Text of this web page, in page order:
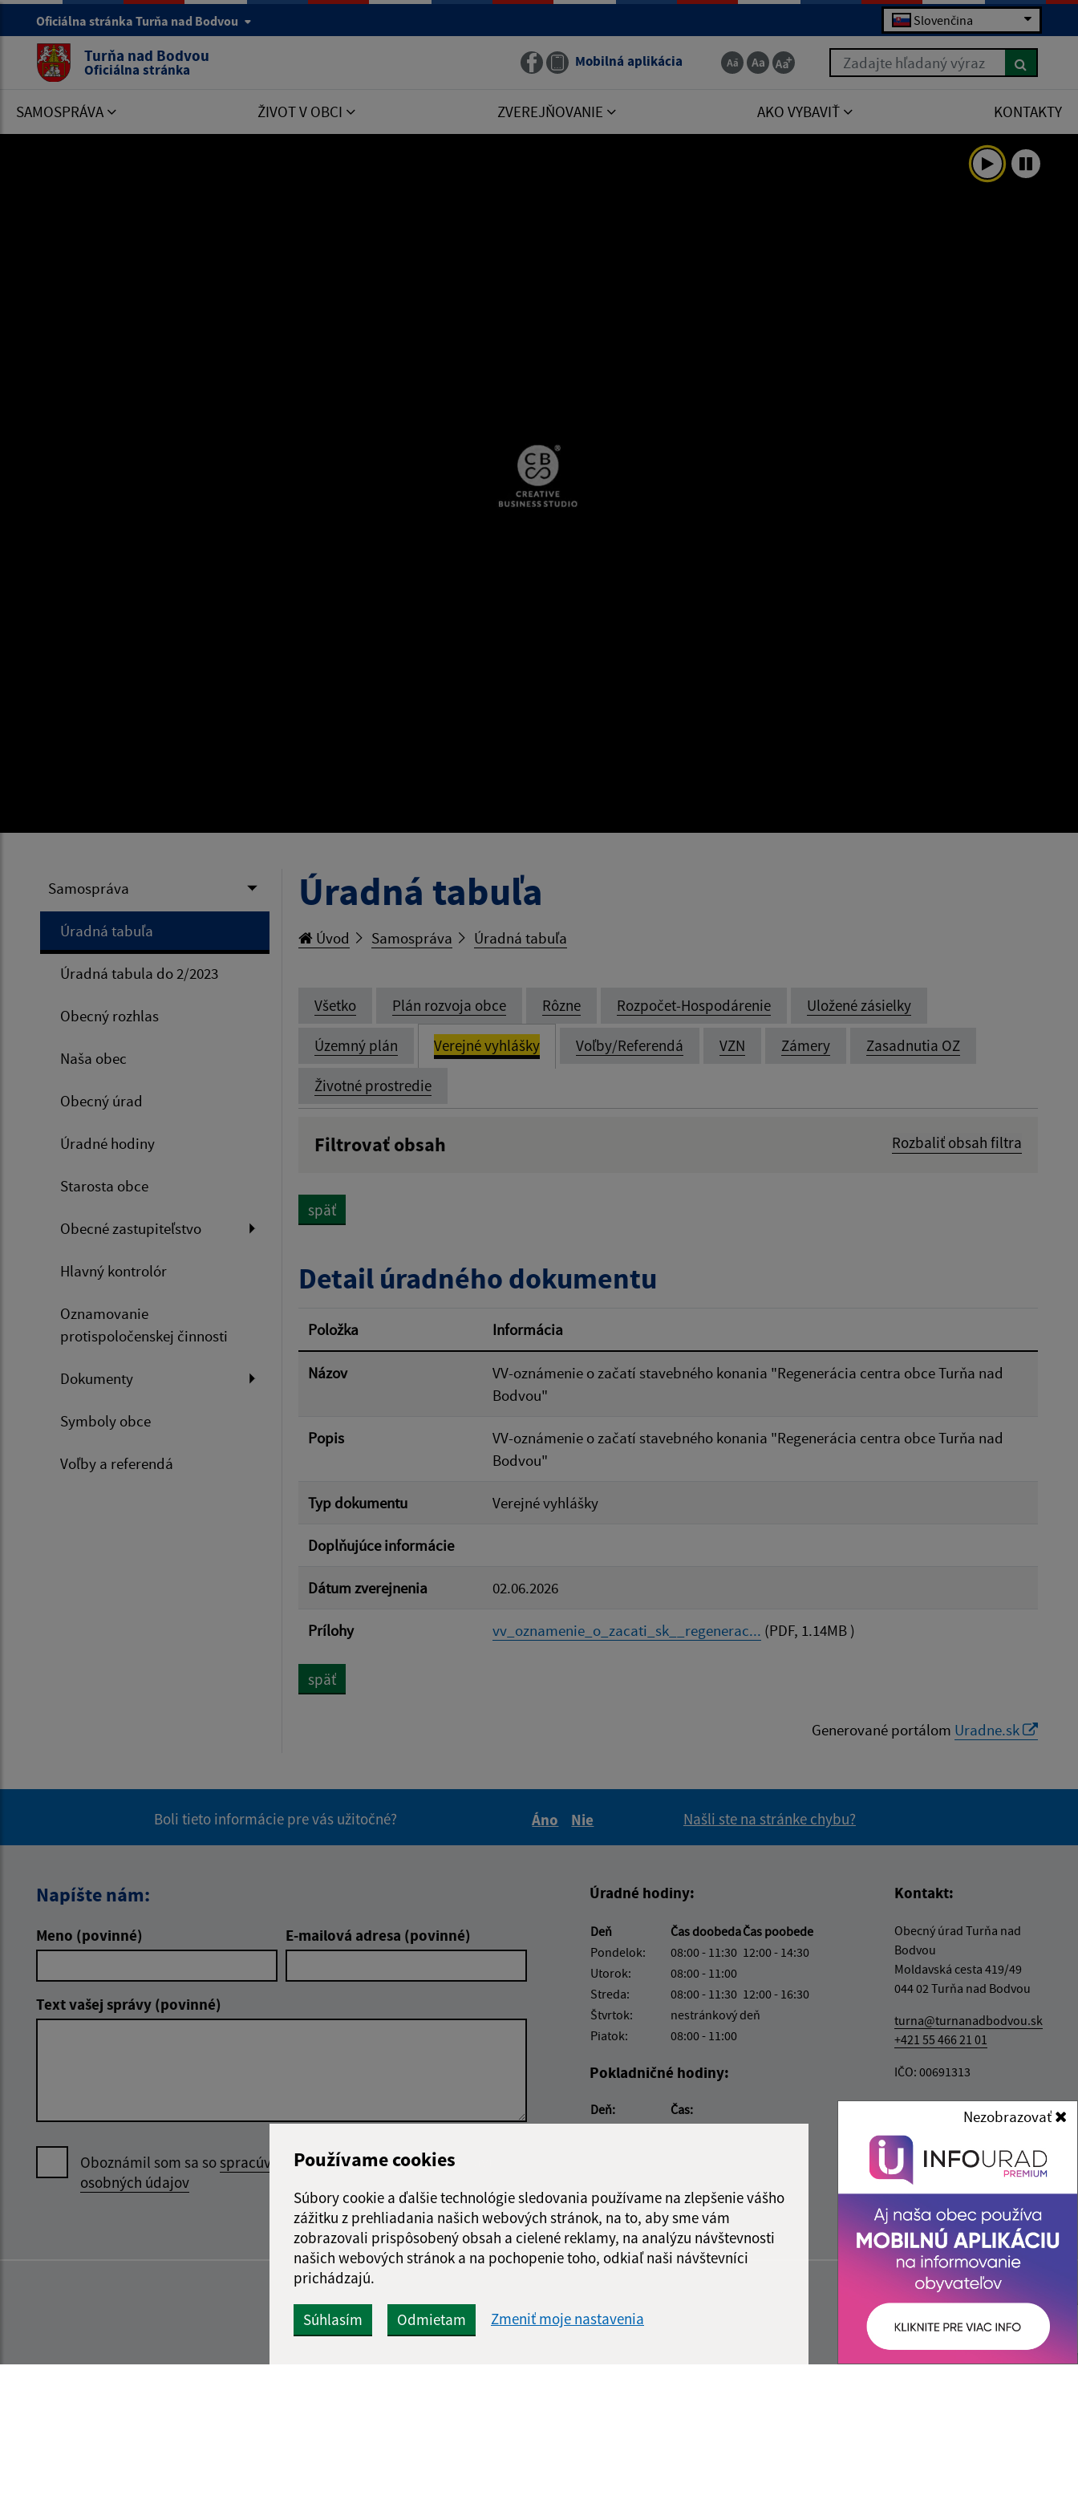
Používame cookies
Súbory cookie a ďalšie technológie sledovania používame na zlepšenie vášho
zážitku z prehliadania našich webových stránok, na to, aby sme vám
zobrazovali prispôsobený obsah a cielené reklamy, na analýzu návštevnosti
našich webových stránok a na pochopenie toho, odkiaľ naši návštevníci
prichádzajú.
Súhlasím Odmietam Zmeniť moje nastavenia
Nezobrazovať
Oficiálna stránka Turňa nad Bodvou Slovenčina
Turňa nad Bodvou
Oficiálna stránka Mobilná aplikácia Zadajte hľadaný výraz
SAMOSPRÁVA ŽIVOT V OBCI ZVEREJŇOVANIE AKO VYBAVIŤ KONTAKTY
Samospráva
Úradná tabuľa
Úradná tabula do 2/2023
Obecný rozhlas
Naša obec
Obecný úrad
Úradné hodiny
Starosta obce
Obecné zastupiteľstvo
Hlavný kontrolór
Oznamovanie
protispoločenskej činnosti
Dokumenty
Symboly obce
Voľby a referendá
Úradná tabuľa
Úvod Samospráva Úradná tabuľa
Všetko Plán rozvoja obce Rôzne Rozpočet-Hospodárenie Uložené zásielky
Územný plán Verejné vyhlášky Voľby/Referendá VZN Zámery Zasadnutia OZ
Životné prostredie
Filtrovať obsah Rozbaliť obsah filtra
Filtrovať
späť
Detail úradného dokumentu
Položka Informácia
Názov
VV-oznámenie o začatí stavebného konania "Regenerácia centra obce Turňa nad
Bodvou"
Popis
VV-oznámenie o začatí stavebného konania "Regenerácia centra obce Turňa nad
Bodvou"
Typ dokumentu Verejné vyhlášky
Doplňujúce informácie
Dátum zverejnenia 02.06.2026
Prílohy vv_oznamenie_o_zacati_sk__regenerac... (PDF, 1.14MB )
späť
Generované portálom Uradne.sk
Boli tieto informácie pre vás užitočné?
Áno
Nie
Našli ste na stránke chybu?
Napíšte nám:
Meno (povinné) E-mailová adresa (povinné)
Text vašej správy (povinné)
Oboznámil som sa sospracúvaním
osobných údajov
Google reCaptcha Response
Odoslať správu
Úradné hodiny:
Deň Čas doobedaČas poobede
Pondelok:
08:00 - 11:30 12:00 - 14:30
Utorok:
08:00 - 11:00
Streda:
08:00 - 11:30 12:00 - 16:30
Štvrtok:
nestránkový deň
Piatok:
08:00 - 11:00
Pokladničné hodiny:
Deň:
Čas:
Kontakt:
Obecný úrad Turňa nad
Bodvou
Moldavská cesta 419/49
044 02 Turňa nad Bodvou
turna@turnanadbodvou.sk
+421 55 466 21 01
IČO: 00691313